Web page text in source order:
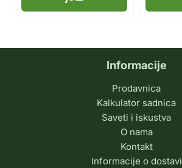
Informacije
Prodavnica
Kalkulator sadnica
Saveti i iskustva
O nama
Kontakt
Informacije o dostavi